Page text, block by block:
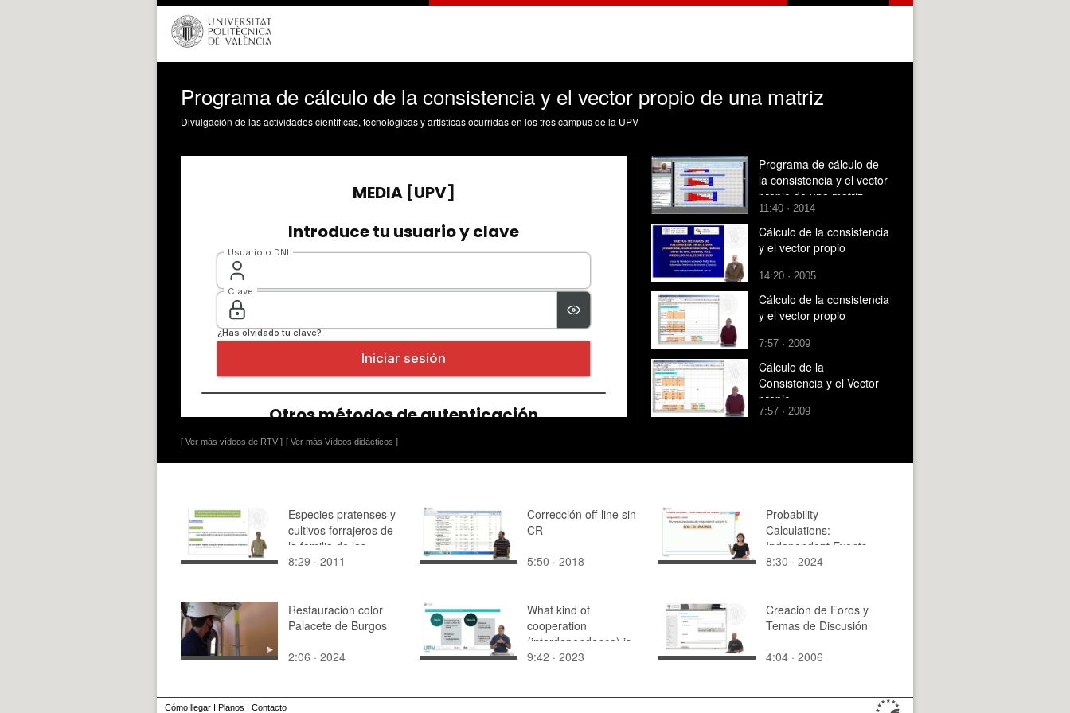
Programa de cálculo de la consistencia y el vector propio de una matriz
Divulgación de las actividades científicas, tecnológicas y artísticas ocurridas en los tres campus de la UPV
[ Ver más vídeos de RTV ] [ Ver más Vídeos didácticos ]
Programa de cálculo de
la consistencia y el vector
propio de una matriz
11:40 · 2014
Cálculo de la consistencia
y el vector propio
14:20 · 2005
Cálculo de la consistencia
y el vector propio
7:57 · 2009
Cálculo de la
Consistencia y el Vector
propio
7:57 · 2009
Especies pratenses y
cultivos forrajeros de
la familia de las
Gramineas en España
8:29 · 2011
Corrección off-line sin
CR
5:50 · 2018
Probability
Calculations:
Independent Events
8:30 · 2024
Restauración color
Palacete de Burgos
2:06 · 2024
What kind of
cooperation
(interdependence) is
needed in teams
9:42 · 2023
Creación de Foros y
Temas de Discusión
4:04 · 2006
Cómo llegar I Planos I Contacto